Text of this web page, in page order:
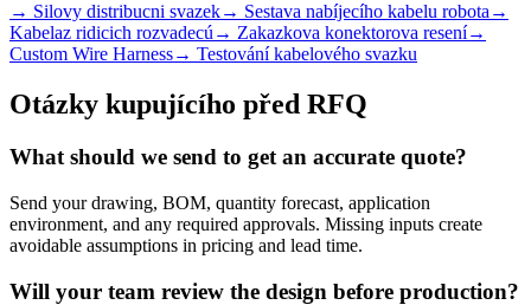
→ Silovy distribucni svazek→ Sestava nabíjecího kabelu robota →
Kabelaz ridicich rozvadecú → Zakazkova konektorova resení→
Custom Wire Harness→ Testování kabelového svazku
Otázky kupujícího před RFQ
What should we send to get an accurate quote?
Send your drawing, BOM, quantity forecast, application
environment, and any required approvals. Missing inputs create
avoidable assumptions in pricing and lead time.
Will your team review the design before production?